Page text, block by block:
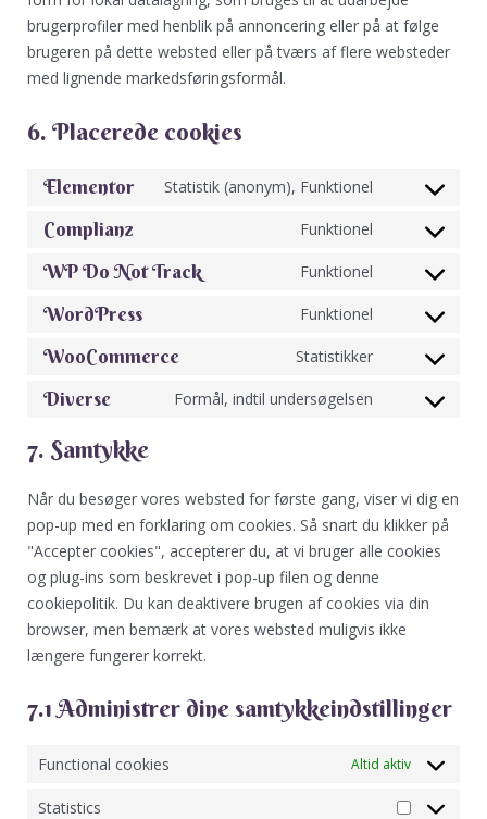
brugerprofiler med henblik på annoncering eller på at følge
brugeren på dette websted eller på tværs af flere websteder
med lignende markedsføringsformål.
6. Placerede cookies
Elementor Statistik (anonym), Funktionel
Complianz Funktionel
WP Do Not Track Funktionel
WordPress Funktionel
WooCommerce Statistikker
Diverse Formål, indtil undersøgelsen
7. Samtykke
Når du besøger vores websted for første gang, viser vi dig en
pop-up med en forklaring om cookies. Så snart du klikker på
"Accepter cookies", accepterer du, at vi bruger alle cookies
og plug-ins som beskrevet i pop-up filen og denne
cookiepolitik. Du kan deaktivere brugen af ​​cookies via din
browser, men bemærk at vores websted muligvis ikke
længere fungerer korrekt.
7.1 Administrer dine samtykkeindstillinger
Functional cookies Altid aktiv
Statistics